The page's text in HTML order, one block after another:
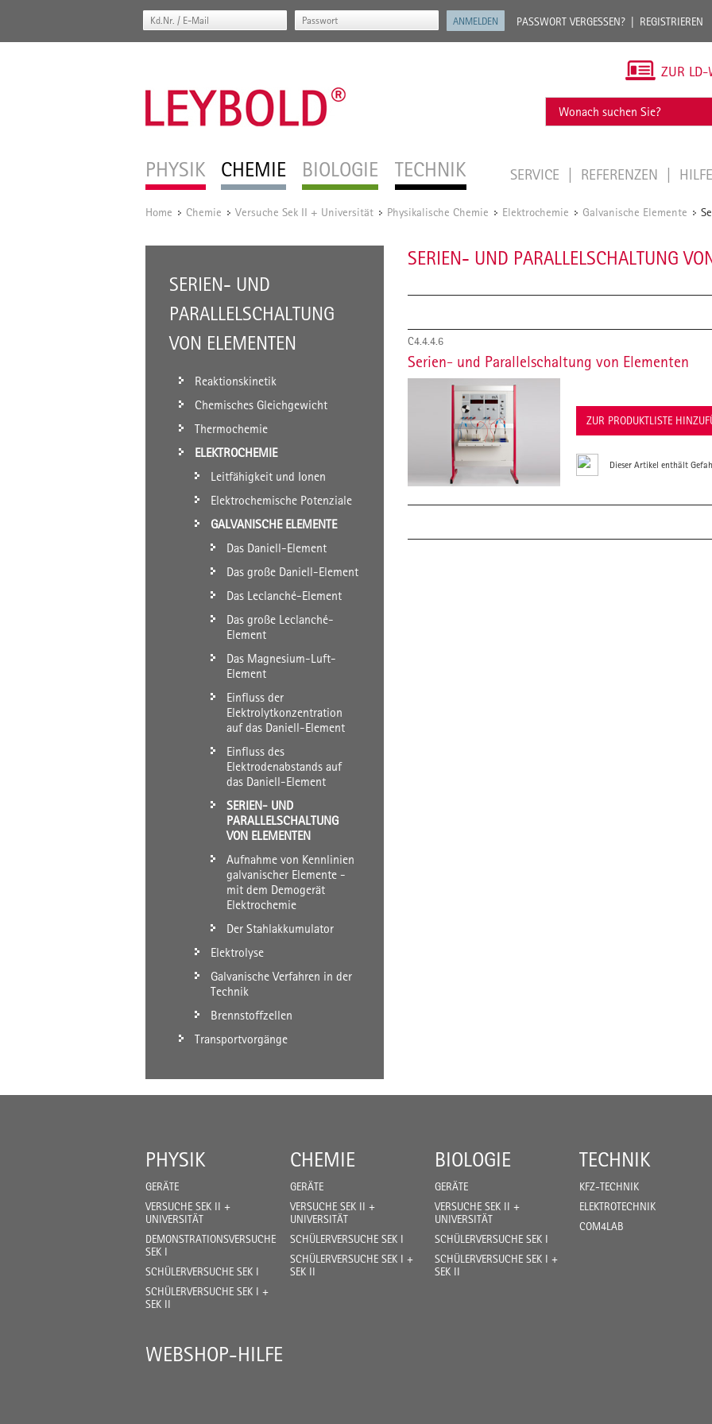
PASSWORT VERGESSEN? REGISTRIEREN
PHYSIK CHEMIE BIOLOGIE TECHNIK
ZUR LD-
SERVICE REFERENZEN HILFE
Home / Chemie / Versuche Sek II + Universität / Physikalische Chemie / Elektrochemie / Galvanische Elemente /
SERIEN- UND
PARALLELSCHALTUNG
VON ELEMENTEN
Reaktionskinetik
Chemisches Gleichgewicht
Thermochemie
ELEKTROCHEMIE
Leitfähigkeit und Ionen
Elektrochemische Potenziale
GALVANISCHE ELEMENTE
Das Daniell-Element
Das große Daniell-Element
Das Leclanché-Element
Das große Leclanché-
Element
Das Magnesium-Luft-
Element
Einfluss der
Elektrolytkonzentration
auf das Daniell-Element
Einfluss des
Elektrodenabstands auf
das Daniell-Element
SERIEN- UND
PARALLELSCHALTUNG
VON ELEMENTEN
Aufnahme von Kennlinien
galvanischer Elemente -
mit dem Demogerät
Elektrochemie
Der Stahlakkumulator
Elektrolyse
Galvanische Verfahren in der
Technik
Brennstoffzellen
Transportvorgänge
SERIEN- UND PARALLELSCHALTUNG
C4.4.4.6
Serien- und Parallelschaltung von Elementen
ZUR PRODUKTLISTE
Dieser Artikel enthält
PHYSIK
GERÄTE
VERSUCHE SEK II +
UNIVERSITÄT
DEMONSTRATIONSVERSUCHE
SEK I
SCHÜLERVERSUCHE SEK I
SCHÜLERVERSUCHE SEK I +
SEK II
CHEMIE
GERÄTE
VERSUCHE SEK II +
UNIVERSITÄT
SCHÜLERVERSUCHE SEK I
SCHÜLERVERSUCHE SEK I +
SEK II
BIOLOGIE
GERÄTE
VERSUCHE SEK II +
UNIVERSITÄT
SCHÜLERVERSUCHE SEK I
SCHÜLERVERSUCHE SEK I +
SEK II
TECHNIK
KFZ-TECHNIK
ELEKTROTECHNIK
COM4LAB
WEBSHOP-HILFE